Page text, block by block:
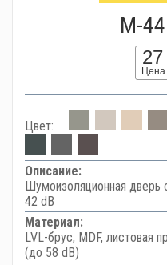
М-
Цена
Цвет:
Описание:
Шумоизоляционная дверь
42 dB
Материал:
LVL-брус, MDF, листовая
(до 58 dB)